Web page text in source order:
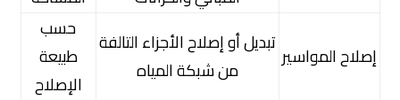
إصلاح المواسير تبديل أو إصلاح الأجزاء التالفة
من شبكة المياه
حسب
طبيعة
الإصلاح